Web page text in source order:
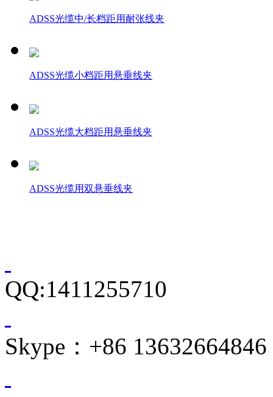
ADSS光缆中/长档距用耐张线夹
ADSS光缆小档距用悬垂线夹
ADSS光缆大档距用悬垂线夹
ADSS光缆用双悬垂线夹
QQ:1411255710
Skype：+86 13632664846